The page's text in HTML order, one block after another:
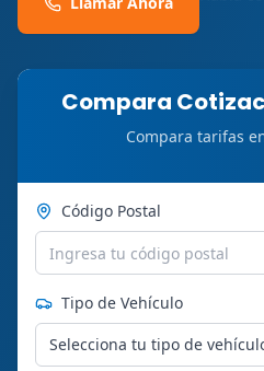
Compara
Compara tarifas
Código Postal
Tipo de Vehículo
Selecciona tu tipo de